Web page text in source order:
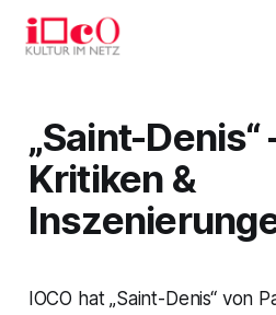
„Saint-Denis“
Kritiken &
IOCO hat „Saint-Denis“ von